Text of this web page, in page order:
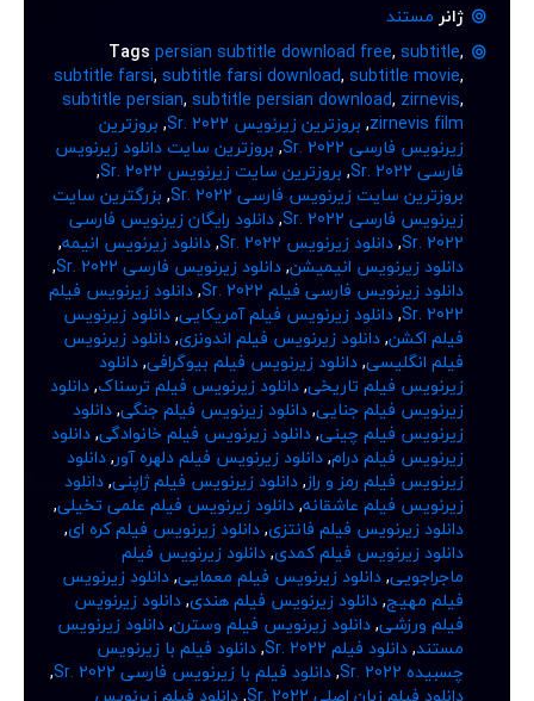
ژانر مستند
Tags persian subtitle download free, subtitle,
subtitle farsi, subtitle farsi download, subtitle movie,
subtitle persian, subtitle persian download, zirnevis,
zirnevis film
, بروزترین زیرنویس Sr. 2022 , بروزترین
زیرنویس فارسی Sr. 2022
, بروزترین سایت دانلود زیرنویس
فارسی Sr. 2022
, بروزترین سایت زیرنویس Sr. 2022
,
بروزترین سایت زیرنویس فارسی Sr. 2022
, بزرگترین سایت
زیرنویس فارسی Sr. 2022
,دانلود رایگان زیرنویس فارسی
Sr. 2022
,دانلود زیرنویس Sr. 2022 ,دانلود زیرنویس انیمه,
دانلود زیرنویس انیمیشن,دانلود زیرنویس فارسی Sr. 2022
,
دانلود زیرنویس فارسی فیلم Sr. 2022
,دانلود زیرنویس فیلم
Sr. 2022
,دانلود زیرنویس فیلم آمریکایی,دانلود زیرنویس
فیلم اکشن,دانلود زیرنویس فیلم اندونزی,دانلود زیرنویس
فیلم انگلیسی,دانلود زیرنویس فیلم بیوگرافی,دانلود
زیرنویس فیلم تاریخی,دانلود زیرنویس فیلم ترسناک,دانلود
زیرنویس فیلم جنایی,دانلود زیرنویس فیلم جنگی,دانلود
زیرنویس فیلم چینی,دانلود زیرنویس فیلم خانوادگی,دانلود
زیرنویس فیلم درام,دانلود زیرنویس فیلم دلهره آور,دانلود
زیرنویس فیلم رمز و راز,دانلود زیرنویس فیلم ژاپنی,دانلود
زیرنویس فیلم عاشقانه,دانلود زیرنویس فیلم علمی تخیلی,
دانلود زیرنویس فیلم فانتزی,دانلود زیرنویس فیلم کره ای,
دانلود زیرنویس فیلم کمدی,دانلود زیرنویس فیلم
ماجراجویی,دانلود زیرنویس فیلم معمایی,دانلود زیرنویس
فیلم مهیج,دانلود زیرنویس فیلم هندی,دانلود زیرنویس
فیلم ورزشی,دانلود زیرنویس فیلم وسترن,دانلود زیرنویس
مستند,دانلود فیلم Sr. 2022 ,دانلود فیلم با زیرنویس
چسبیده Sr. 2022
,دانلود فیلم با زیرنویس فارسی Sr. 2022
,